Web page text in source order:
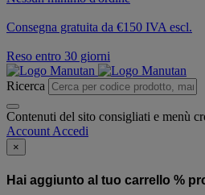
Consegna gratuita da €150 IVA escl.
Reso entro 30 giorni
Ricerca
Contenuti del sito consigliati e menù
Account Accedi
×
Hai aggiunto al tuo carrello %